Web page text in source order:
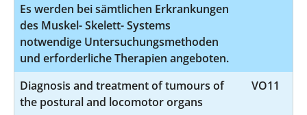
Es werden bei sämtlichen Erkrankungen
des Muskel- Skelett- Systems
notwendige Untersuchungsmethoden
und erforderliche Therapien angeboten.
Diagnosis and treatment of tumours of
the postural and locomotor organs
VO11